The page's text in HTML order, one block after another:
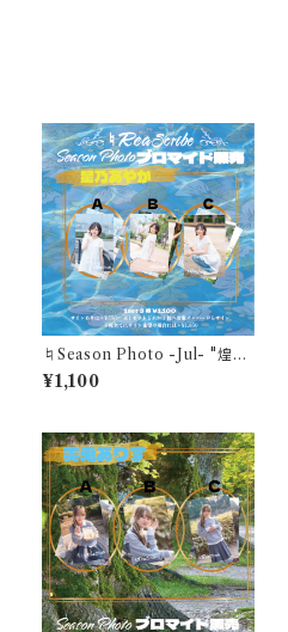
♮Season Photo -Jul- "煌め
くこの一瞬が 夏色に溶けてい
く"星乃あやかブロマイド(1セッ
¥1,100